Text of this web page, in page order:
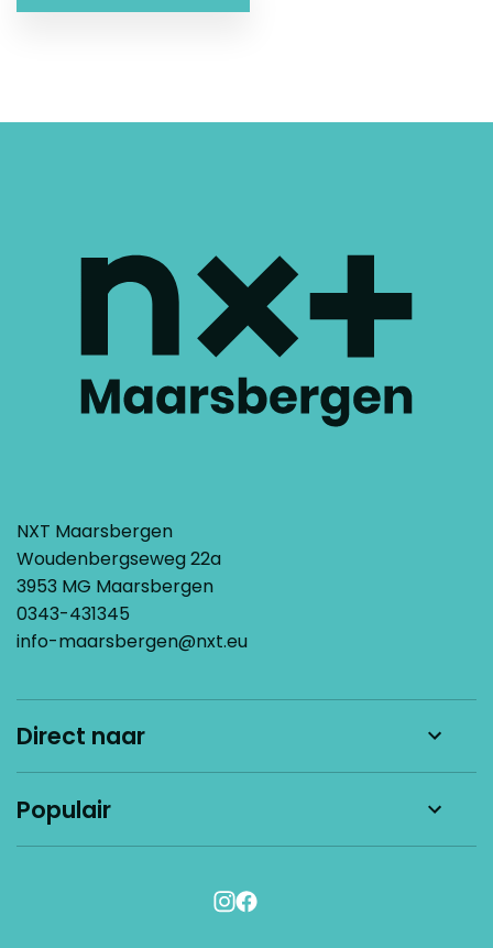
NXT Maarsbergen
Woudenbergseweg 22a
3953 MG Maarsbergen
0343-431345
info-maarsbergen@nxt.eu
Direct naar
Werken bij
Populair